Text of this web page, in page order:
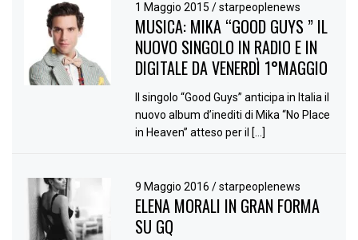
1 Maggio 2015/ starpeoplenews
MUSICA: MIKA “GOOD GUYS ” IL
NUOVO SINGOLO IN RADIO E IN
DIGITALE DA VENERDÌ 1°MAGGIO
Il singolo “Good Guys” anticipa in Italia il
nuovo album d’inediti di Mika “No Place
in Heaven” atteso per il […]
9 Maggio 2016/ starpeoplenews
ELENA MORALI IN GRAN FORMA
SU GQ